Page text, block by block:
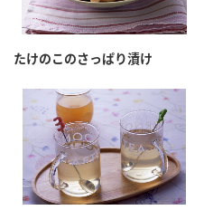
納豆
PIN印
三ツ判山吹
千夜
スペシャルサイト
お酢を知ろう！
すしラボ
ZENB initiative
MIM（ミツカン
各部門が大切に
お客様の声をいかしました
よくあるご質問
お問い合わせ
たけのこのさっぱり漬け